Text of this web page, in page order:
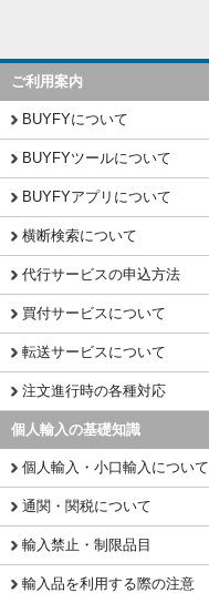
ご利用案内
BUYFYについて
BUYFYツールについて
BUYFYアプリについて
横断検索について
代行サービスの申込方法
買付サービスについて
転送サービスについて
注文進行時の各種対応
個人輸入の基礎知識
個人輸入・小口輸入について
通関・関税について
輸入禁止・制限品目
輸入品を利用する際の注意